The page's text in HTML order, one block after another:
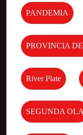
PANDEMIA
PROVINCIA
River Plate
SEGUNDA OLA